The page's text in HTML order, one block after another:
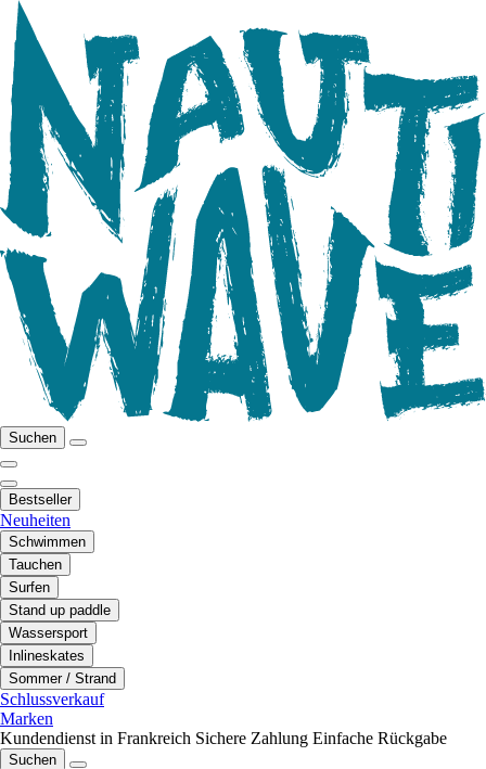
Suchen
Bestseller
Neuheiten
Schwimmen
Tauchen
Surfen
Stand up paddle
Wassersport
Inlineskates
Sommer / Strand
Schlussverkauf
Marken
Kundendienst in Frankreich Sichere Zahlung Einfache Rückgabe
Suchen